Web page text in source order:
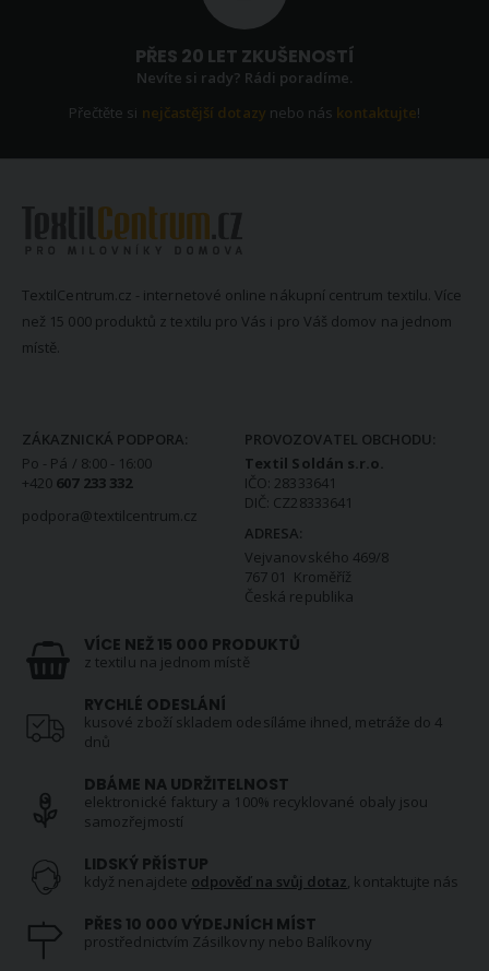
PŘES 20 LET ZKUŠENOSTÍ
Nevíte si rady? Rádi poradíme.
Přečtěte si nejčastější dotazy nebo nás kontaktujte!
TextilCentrum.cz - internetové online nákupní centrum textilu. Více
než 15 000 produktů z textilu pro Vás i pro Váš domov na jednom
místě.
ZÁKAZNICKÁ PODPORA:
Po - Pá / 8:00 - 16:00
+420 607 233 332
podpora@textilcentrum.cz
PROVOZOVATEL OBCHODU:
Textil Soldán s.r.o.
IČO: 28333641
DIČ: CZ28333641
ADRESA:
Vejvanovského 469/8
767 01 Kroměříž
Česká republika
VÍCE NEŽ 15 000 PRODUKTŮ
z textilu na jednom místě
RYCHLÉ ODESLÁNÍ
kusové zboží skladem odesíláme ihned, metráže do 4
dnů
DBÁME NA UDRŽITELNOST
elektronické faktury a 100% recyklované obaly jsou
samozřejmostí
LIDSKÝ PŘÍSTUP
když nenajdete odpověď na svůj dotaz, kontaktujte nás
PŘES 10 000 VÝDEJNÍCH MÍST
prostřednictvím Zásilkovny nebo Balíkovny